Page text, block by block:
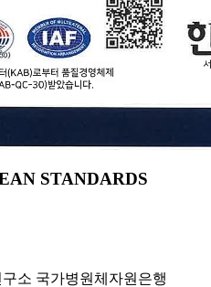
STANDARDS
소 국가병원체자원은행